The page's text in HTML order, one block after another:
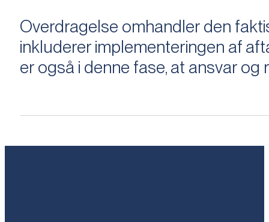
Overdragelse omhandler den
inkluderer implementeringen af
er også i denne fase, at ansvar